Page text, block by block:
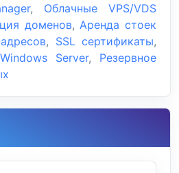
, Облачные VPS/VDS
доменов, Аренда стоек
, SSL сертификаты,
Server, Резервное